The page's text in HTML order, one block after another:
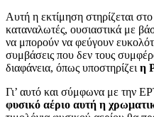
Αυτή η εκτίμηση στηρίζεται
καταναλωτές, ουσιαστικά με
να μπορούν να φεύγουν
συμβάσεις που δεν τους
διαφάνεια, όπως υποστηρίζει η
Γι’ αυτό και σύμφωνα με την
φυσικό αέριο αυτή η